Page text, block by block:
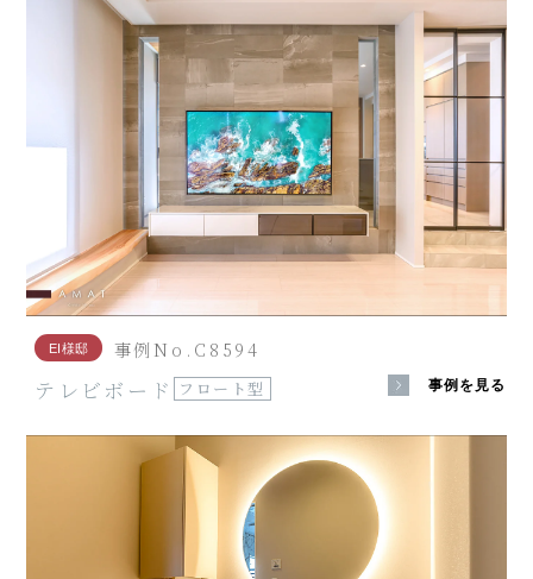
EI様邸 事例No.C8594
テレビボード フロート型 事例を見る